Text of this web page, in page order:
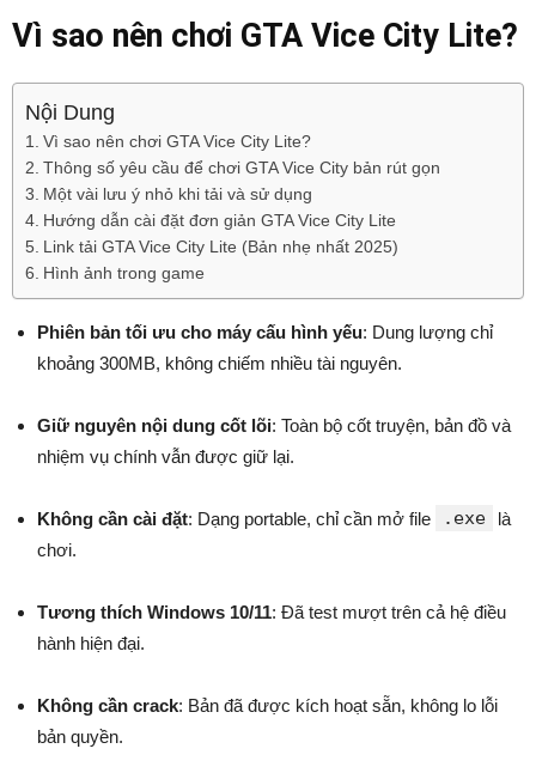
Vì sao nên chơi GTA Vice City Lite?
Nội Dung
Vì sao nên chơi GTA Vice City Lite?
Thông số yêu cầu để chơi GTA Vice City bản rút gọn
Một vài lưu ý nhỏ khi tải và sử dụng
Hướng dẫn cài đặt đơn giản GTA Vice City Lite
Link tải GTA Vice City Lite (Bản nhẹ nhất 2025)
Hình ảnh trong game
Phiên bản tối ưu cho máy cấu hình yếu: Dung lượng chỉ
khoảng 300MB, không chiếm nhiều tài nguyên.
Giữ nguyên nội dung cốt lõi: Toàn bộ cốt truyện, bản đồ và
nhiệm vụ chính vẫn được giữ lại.
Không cần cài đặt: Dạng portable, chỉ cần mở file .exe
là
chơi.
Tương thích Windows 10/11: Đã test mượt trên cả hệ điều
hành hiện đại.
Không cần crack: Bản đã được kích hoạt sẵn, không lo lỗi
bản quyền.